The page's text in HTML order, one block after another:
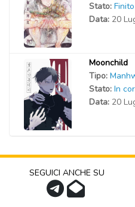
Stato: Finito
Data: 20
Moonchild
Tipo:
Stato: In
Data: 20
SEGUICI ANCHE SU